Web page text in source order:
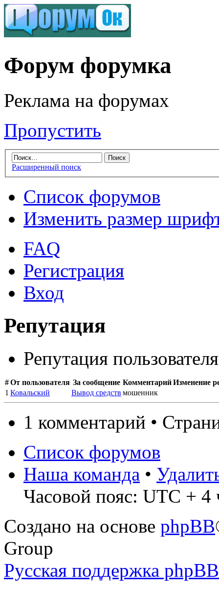
Форум форумка
Реклама на форумах
Пропустить
Расширенный поиск
Список форумов
Изменить размер
FAQ
Регистрация
Вход
Репутация
Репутация
#От пользователя За сообщение КомментарийИзменение
1 Ковальский Вывод средств мошенник
1 комментарий •
Список форумов
Наша команда •
Часовой пояс: UTC + 4
Создано на основе phpBB
Group
Русская поддержка phpBB